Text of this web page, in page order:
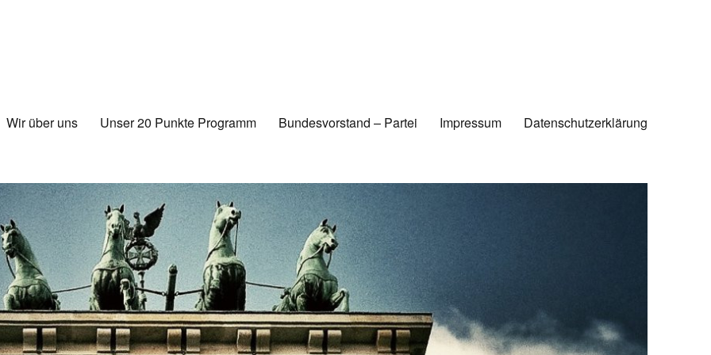
Wir über uns Unser 20 Punkte Programm Bundesvorstand – Partei Impressum Datenschutzerklärung